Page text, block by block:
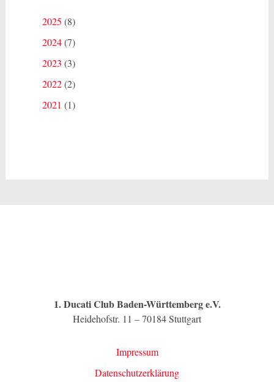
2025 (8)
2024(7)
2023 (3)
2022(2)
2021 (1)
1. Ducati Club Baden-Württemberg e.V.
Heidehofstr. 11 – 70184 Stuttgart
Impressum
Datenschutzerklärung